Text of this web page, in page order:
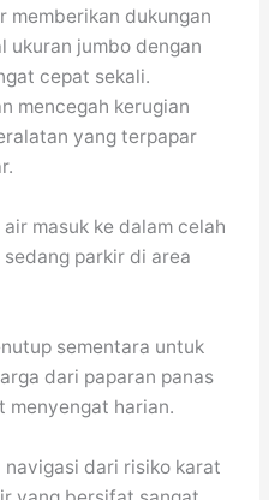
memberikan dukungan
ukuran jumbo dengan
cepat sekali.
mencegah kerugian
yang terpapar
masuk ke dalam celah
parkir di area
sementara untuk
dari paparan panas
menyengat harian.
dari risiko karat